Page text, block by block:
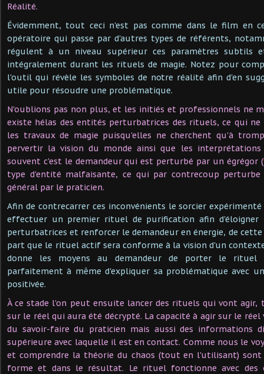
Réalité.
Évidemment, tout ceci n'est pas comme dans le film en
opératoire qui passe par d'autres types de référents,
régulent à un niveau supérieur ces paramètres
intégralement durant les rituels de magie. Notez pour
l'outil qui révèle les symboles de notre réalité afin d'en
utile pour résoudre une problématique.
N'oublions pas non plus, et les initiés et professionnels ne
existe hélas des entités perturbatrices des rituels, ce qui
les travaux de magie puisqu'elles ne cherchent qu'à
pervertir la vision du monde ainsi que les
souvent c'est le demandeur qui est perturbé par un égrégor (
type d'entité malfaisante, ce qui par contrecoup
général par le praticien.
Afin de contrecarrer ces inconvénients le sorcier
effectuer un premier rituel de purification afin d'éloigner
perturbatrices et renforcer le demandeur en énergie, de cette
part que le rituel actif sera conforme à la vision d'un
donne les moyens au demandeur de porter le
parfaitement à même d'expliquer sa problématique avec
positivée.
À ce stade l'on peut ensuite lancer des rituels qui vont
sur le réel qui aura été décrypté. La capacité à agir sur le
du savoir-faire du praticien mais aussi des informations
supérieure avec laquelle il est en contact. Comme nous le
et comprendre la théorie du chaos (tout en l'utilisant) sont
forme et dans le résultat. Le rituel fonctionne avec des